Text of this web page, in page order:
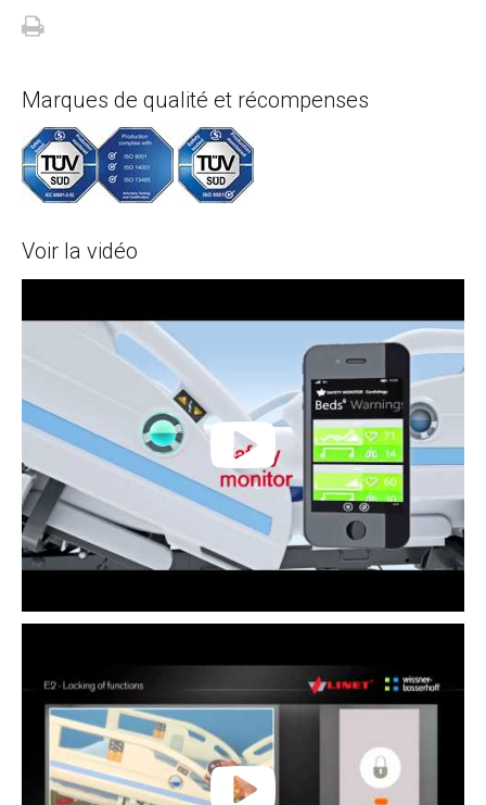
Imprimer
article
Marques de qualité et récompenses
Voir la vidéo